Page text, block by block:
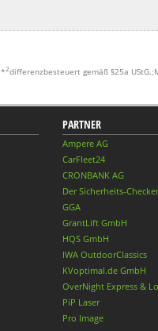
*2differenzbesteuert gemäß §25a
PARTNER
Ampere AG
CarFleet24
CRONBANK AG
Der Sicherheits-Checker
GGA
GrantLift GmbH
HQS GmbH
IWA OutdoorClassics
KVoptimal.de GmbH
OverNight Express &
PiP Laser
Pro Image